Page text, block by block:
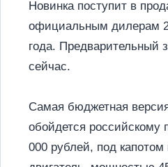
Новинка поступит в
официальным дилерам
года. Предварительный
сейчас.
Самая бюджетная
обойдется российскому
000 рублей, под капотом